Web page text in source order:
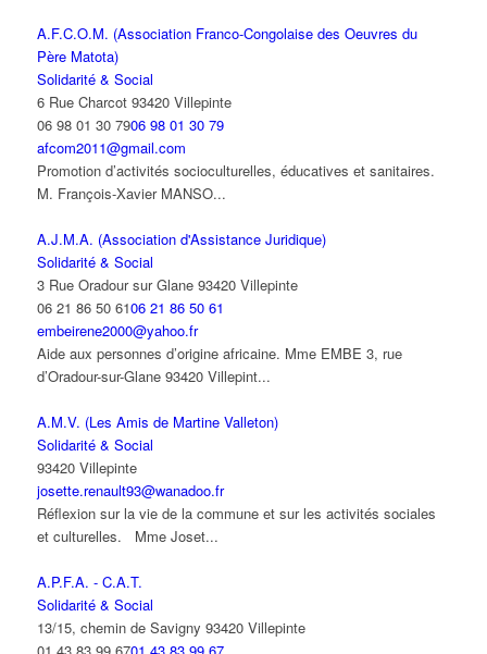
A.F.C.O.M. (Association Franco-Congolaise des Oeuvres du
Père Matota)
Solidarité & Social
6 Rue Charcot 93420 Villepinte
06 98 01 30 7906 98 01 30 79
afcom2011@gmail.com
Promotion d’activités socioculturelles, éducatives et sanitaires.
M. François-Xavier MANSO...
A.J.M.A. (Association d'Assistance Juridique)
Solidarité & Social
3 Rue Oradour sur Glane 93420 Villepinte
06 21 86 50 6106 21 86 50 61
embeirene2000@yahoo.fr
Aide aux personnes d’origine africaine. Mme EMBE 3, rue
d’Oradour-sur-Glane 93420 Villepint...
A.M.V. (Les Amis de Martine Valleton)
Solidarité & Social
93420 Villepinte
josette.renault93@wanadoo.fr
Réflexion sur la vie de la commune et sur les activités sociales
et culturelles. Mme Joset...
A.P.F.A. - C.A.T.
Solidarité & Social
13/15, chemin de Savigny 93420 Villepinte